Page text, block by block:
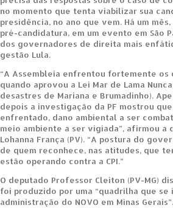
no momento que tenta viabilizar sua
presidência, no ano que vem. Há um
pré-candidatura, em um evento em São
dos governadores de direita mais
gestão Lula.
“A Assembleia enfrentou fortemente os
quando aprovou a Lei Mar de Lama
desastres de Mariana e Brumadinho).
depois a investigação da PF mostrou
enfrentado, dano ambiental a ser
meio ambiente a ser vigiada”, afirmou a
Lohanna França (PV). “A postura do
de quem reconhece, nas atitudes, que
estão operando contra a CPI.”
O deputado Professor Cleiton (PV-MG)
foi produzido por uma “quadrilha que se
administração do NOVO em Minas